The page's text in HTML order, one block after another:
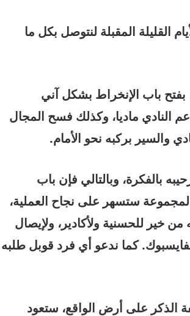
القليلة المقبلة لنتوصل بكل ما
بفتح باب الإنخراط بشكل آني
النادي ماديا، وكذلك فسح المجال
والسير بركبه نحو الأمام.
بالفكرة، وبالتالي فإن باب
ستسهر على نجاح العملية،
خير للحسنية ولأكادير، ولإيصال
كما ندعو أي فرد قوبل طلبه
الذكر على أرض الواقع، ستعود